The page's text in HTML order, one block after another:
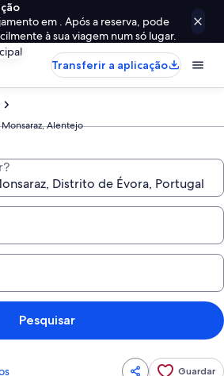
em . Após a reserva, pode
à sua viagem num só lugar.
Transferir a aplicação
Alentejo
Pesquisar
Guardar